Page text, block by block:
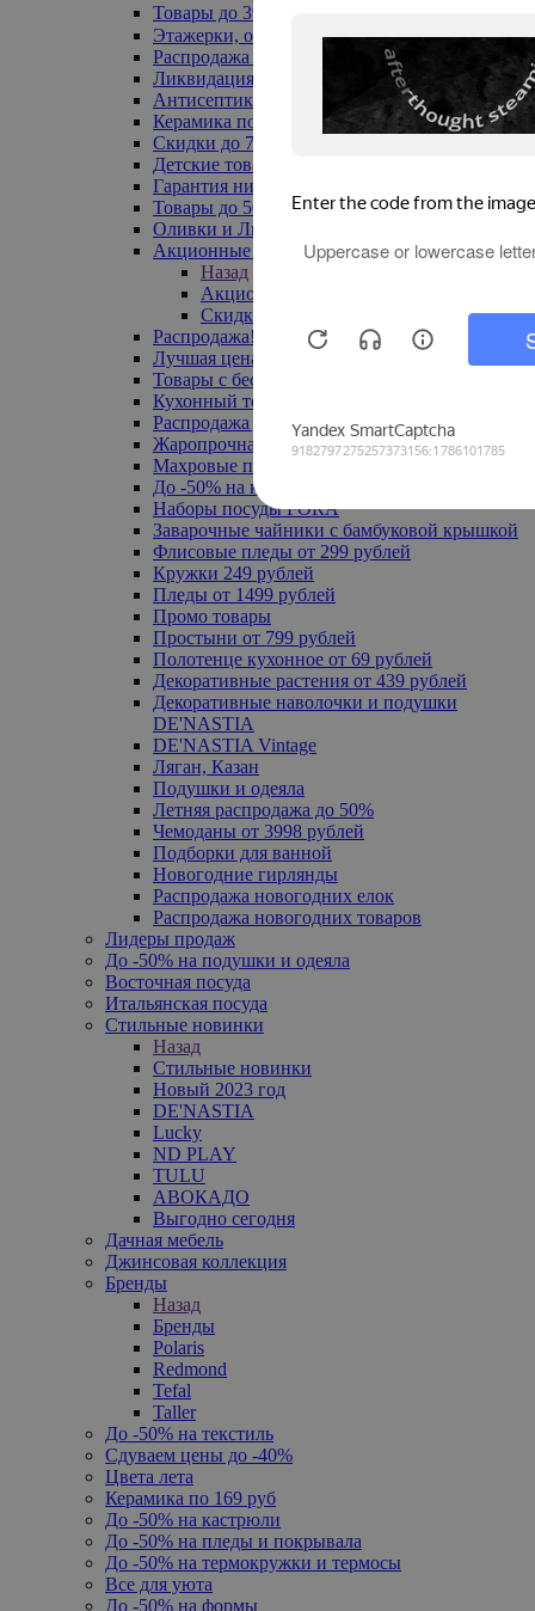
Товары до 399₽
Этажерки, обувницы
Распродажа текстиля до -50%
Ликвидация до -70%
Антисептики
Керамика по 129 руб
Скидки до 70%
Детские товары
Гарантия низкой цены
Товары до 500 руб
Оливки и Лимоны
Акционные товары
Назад
Акционные товары
Скидка 20% по промокоду
Распродажа! Ульяновск до -70%
Лучшая цена
Товары с бесплатной доставкой
Кухонный текстиль
Распродажа до -50%
Жаропрочная посуда
Махровые полотенца
До -50% на ковры
Наборы посуды FORA
Заварочные чайники с бамбуковой крышкой
Флисовые пледы от 299 рублей
Кружки 249 рублей
Пледы от 1499 рублей
Промо товары
Простыни от 799 рублей
Полотенце кухонное от 69 рублей
Декоративные растения от 439 рублей
Декоративные наволочки и подушки
DE'NASTIA
DE'NASTIA Vintage
Ляган, Казан
Подушки и одеяла
Летняя распродажа до 50%
Чемоданы от 3998 рублей
Подборки для ванной
Новогодние гирлянды
Распродажа новогодних елок
Распродажа новогодних товаров
Лидеры продаж
До -50% на подушки и одеяла
Восточная посуда
Итальянская посуда
Стильные новинки
Назад
Стильные новинки
Новый 2023 год
DE'NASTIA
Lucky
ND PLAY
TULU
АВОКАДО
Выгодно сегодня
Дачная мебель
Джинсовая коллекция
Бренды
Назад
Бренды
Polaris
Redmond
Tefal
Taller
До -50% на текстиль
Сдуваем цены до -40%
Цвета лета
Керамика по 169 руб
До -50% на кастрюли
До -50% на пледы и покрывала
До -50% на термокружки и термосы
Все для уюта
До -50% на формы